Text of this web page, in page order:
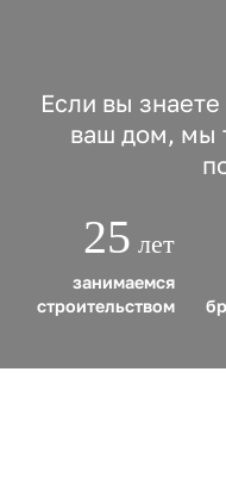
Если вы
ваш дом, мы
25 лет
занимаемся
строительством